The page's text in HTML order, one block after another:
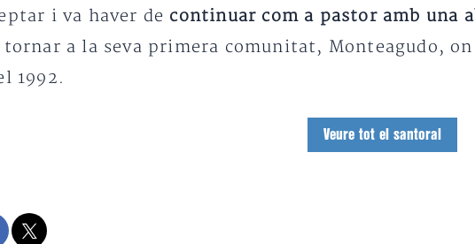
i va haver de continuar com a pastor amb una
a la seva primera comunitat, Monteagudo,
1992.
Veure tot el santoral